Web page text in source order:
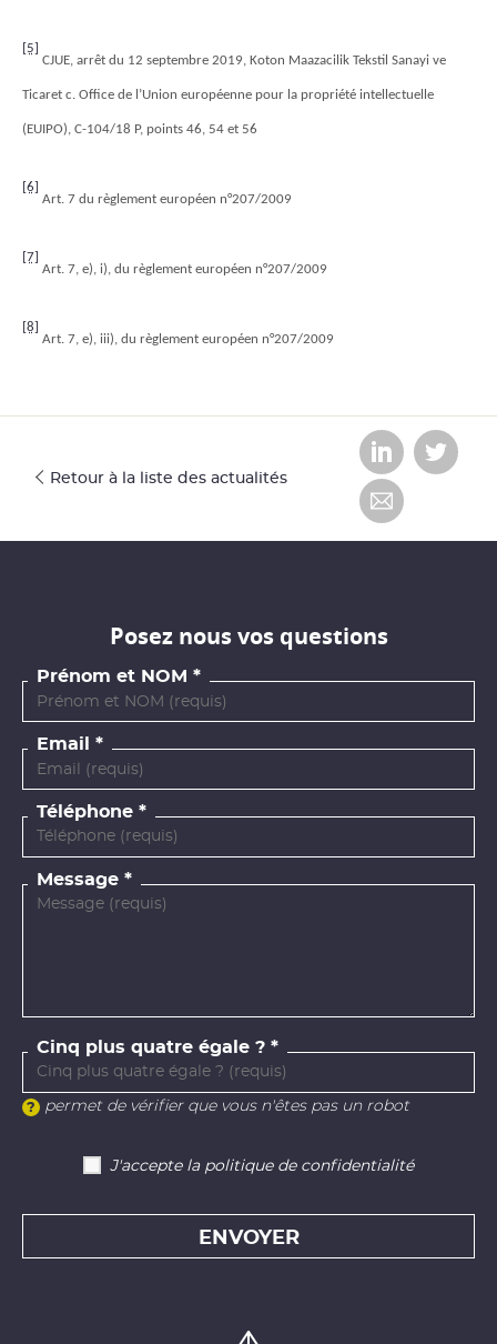
[5]
CJUE, arrêt du 12 septembre 2019, Koton Maazacilik Tekstil Sanayi ve
Ticaret c. Office de l’Union européenne pour la propriété intellectuelle
(EUIPO), C-104/18 P, points 46, 54 et 56
[6]
Art. 7 du règlement européen n°207/2009
[7]
Art. 7, e), i), du règlement européen n°207/2009
[8]
Art. 7, e), iii), du règlement européen n°207/2009
Retour à la liste des actualités
Posez nous vos questions
Prénom et NOM
Email
Téléphone
Message
Cinq plus quatre égale ?
permet de vérifier que vous n'êtes pas un robot
J'accepte la politique de confidentialité
ENVOYER